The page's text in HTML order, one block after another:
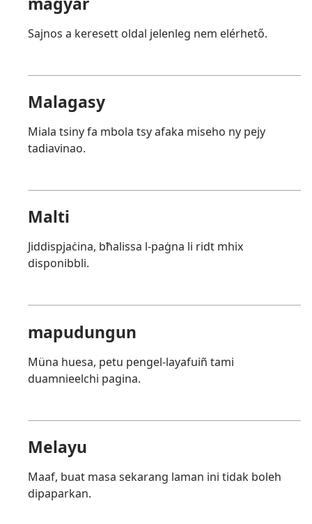
Sajnos a keresett oldal jelenleg nem elérhető.
Malagasy
Miala tsiny fa mbola tsy afaka miseho ny pejy
tadiavinao.
Malti
Jiddispjaċina, bħalissa l-paġna li ridt mhix
disponibbli.
mapudungun
Müna huesa, petu pengel-layafuiñ tami
duamnieelchi pagina.
Melayu
Maaf, buat masa sekarang laman ini tidak boleh
dipaparkan.